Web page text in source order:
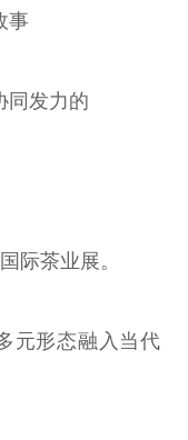
事
同发力的
际茶业展。
元形态融入当代